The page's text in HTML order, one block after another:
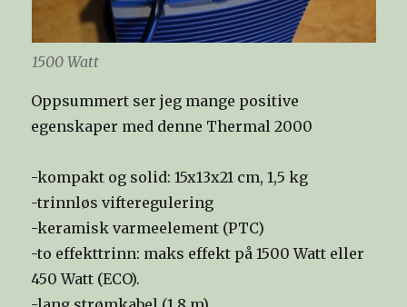
1500 Watt
Oppsummert ser jeg mange positive
egenskaper med denne Thermal 2000
-kompakt og solid: 15x13x21 cm, 1,5 kg
-trinnløs vifteregulering
-keramisk varmeelement (PTC)
-to effekttrinn: maks effekt på 1500 Watt eller
450 Watt (ECO).